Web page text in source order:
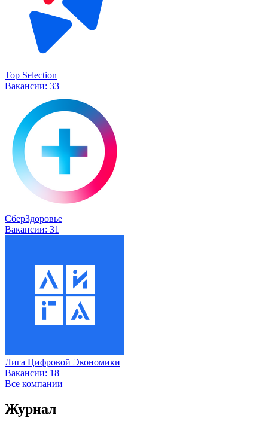
Top Selection
Вакансии: 33
СберЗдоровье
Вакансии: 31
Лига Цифровой Экономики
Вакансии: 18
Все компании
Журнал